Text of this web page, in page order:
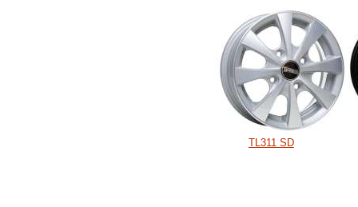
TL311 SD